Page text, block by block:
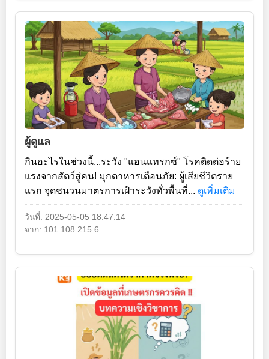
ผู้ดูแล
กินอะไรในช่วงนี้...ระวัง "แอนแทรกซ์" โรคติดต่อร้าย
แรงจากสัตว์สู่คน! มุกดาหารเตือนภัย: ผู้เสียชีวิตราย
แรก จุดชนวนมาตรการเฝ้าระวังทั่วพื้นที่... ดูเพิ่มเติม
วันที่: 2025-05-05 18:47:14
จาก: 101.108.215.6